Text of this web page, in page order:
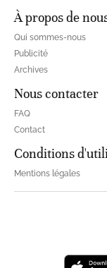
À propos de
Qui sommes-nous
Publicité
Archives
Nous contacter
FAQ
Contact
Conditions
Mentions légales